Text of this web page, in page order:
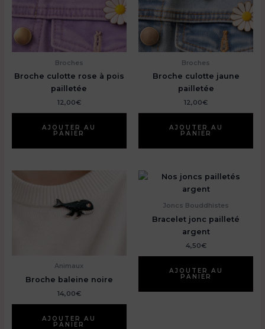
Broches
Broche culotte rose à pois
pailletée
12,00€
AJOUTER AU
PANIER
Broches
Broche culotte jaune
pailletée
12,00€
AJOUTER AU
PANIER
Animaux
Broche baleine noire
14,00€
AJOUTER AU
PANIER
Joncs Bouddhistes
Bracelet jonc pailleté
argent
4,50€
AJOUTER AU
PANIER